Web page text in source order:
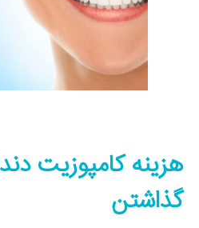
هزینه کامپوزیت
گذاشتن